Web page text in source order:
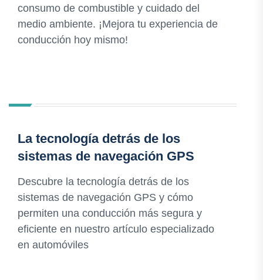
consumo de combustible y cuidado del
medio ambiente. ¡Mejora tu experiencia de
conducción hoy mismo!
La tecnología detrás de los
sistemas de navegación GPS
Descubre la tecnología detrás de los
sistemas de navegación GPS y cómo
permiten una conducción más segura y
eficiente en nuestro artículo especializado
en automóviles